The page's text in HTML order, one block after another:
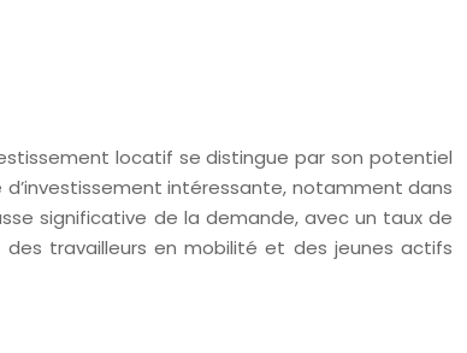
locatif se distingue par son potentiel
intéressante, notamment dans
significative de la demande, avec un taux de
travailleurs en mobilité et des jeunes actifs